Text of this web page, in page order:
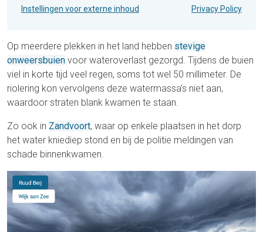
Instellingen voor externe inhoud Privacy Policy
Op meerdere plekken in het land hebben stevige
onweersbuien voor wateroverlast gezorgd. Tijdens de buien
viel in korte tijd veel regen, soms tot wel 50 millimeter. De
riolering kon vervolgens deze watermassa's niet aan,
waardoor straten blank kwamen te staan.
Zo ook in Zandvoort, waar op enkele plaatsen in het dorp
het water kniediep stond en bij de politie meldingen van
schade binnenkwamen.